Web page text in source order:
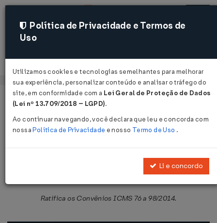
Acessar
Página Inicial Legislações
Ato Declaratório CONFAZ/SE Nº 11
Ratifica os Convênios ICMS 76 a 98/2014.
Política de Privacidade e Termos de
Uso
Utilizamos cookies e tecnologias semelhantes para melhorar
sua experiência, personalizar conteúdo e analisar o tráfego do
site, em conformidade com a Lei Geral de Proteção de Dados
(Lei nº 13.709/2018 – LGPD).
Ao continuar navegando, você declara que leu e concorda com
nossaPolítica de Privacidade e nosso Termo de Uso .
Li e concordo